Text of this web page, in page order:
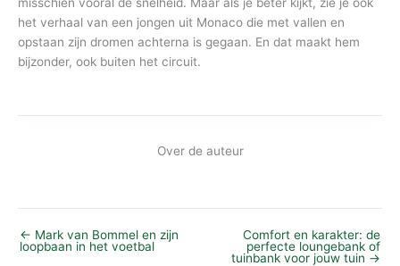
het verhaal van een jongen uit Monaco die met vallen en
opstaan zijn dromen achterna is gegaan. En dat maakt hem
bijzonder, ook buiten het circuit.
Over de auteur
← Mark van Bommel en zijn
loopbaan in het voetbal
Comfort en karakter: de
perfecte loungebank of
tuinbank voor jouw tuin →